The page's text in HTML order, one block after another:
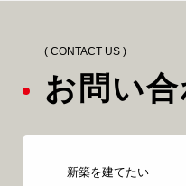
( CONTACT US )
お問い
新築を建てたい